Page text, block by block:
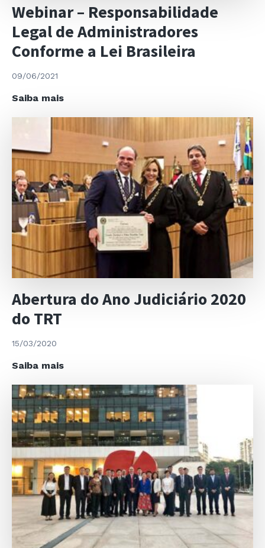
Webinar – Responsabilidade
Legal de Administradores
Conforme a Lei Brasileira
09/06/2021
Saiba maisWebinar
Administradores
Conforme
a
Lei
Brasileira
Abertura do Ano Judiciário 2020
do TRT
15/03/2020
Saiba maisAbertura
Ano
Judiciário
2020
do
TRT